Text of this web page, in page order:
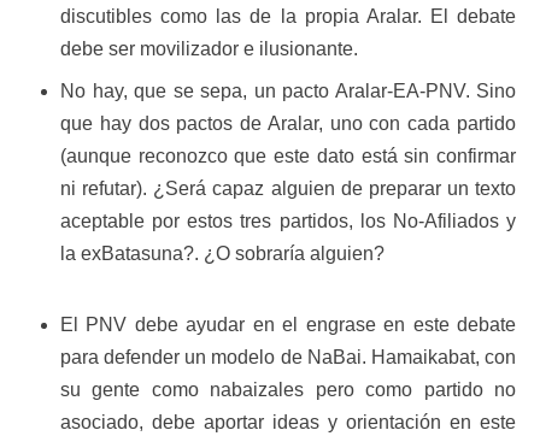
discutibles como las de la propia Aralar. El debate
debe ser movilizador e ilusionante.
No hay, que se sepa, un pacto Aralar-EA-PNV. Sino
que hay dos pactos de Aralar, uno con cada partido
(aunque reconozco que este dato está sin confirmar
ni refutar). ¿Será capaz alguien de preparar un texto
aceptable por estos tres partidos, los No-Afiliados y
la exBatasuna?. ¿O sobraría alguien?
El PNV debe ayudar en el engrase en este debate
para defender un modelo de NaBai. Hamaikabat, con
su gente como nabaizales pero como partido no
asociado, debe aportar ideas y orientación en este